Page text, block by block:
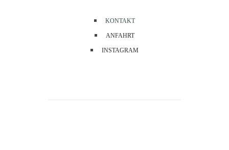
KONTAKT
ANFAHRT
INSTAGRAM